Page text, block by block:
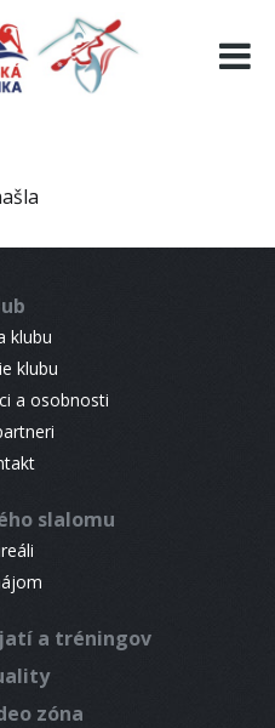
klubu
klubu
a osobnosti
slalomu
a tréningov
zóna
19